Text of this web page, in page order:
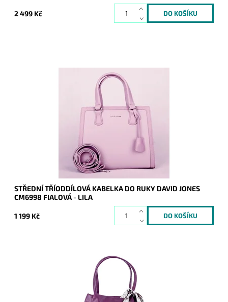
2 499 Kč
Elegantní fialová - lila kabelka do ruky David Jones, která je
velmi prakticky rozdělena na tři oddíly.
Skladem
David Jones Paris
STŘEDNÍ TŘÍODDÍLOVÁ KABELKA DO RUKY DAVID JONES
CM6998 FIALOVÁ - LILA
1 199 Kč
Velká tmavěfialová kabelka na rameno David Jones na formát
A4 z velmi příjemné měkké syntetické kůže ozdobená módní
Skladem